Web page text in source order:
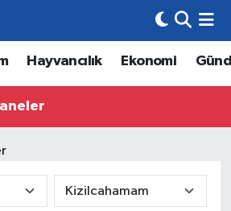
Hayvancılık Ekonomi
Durumu ve Fikstür